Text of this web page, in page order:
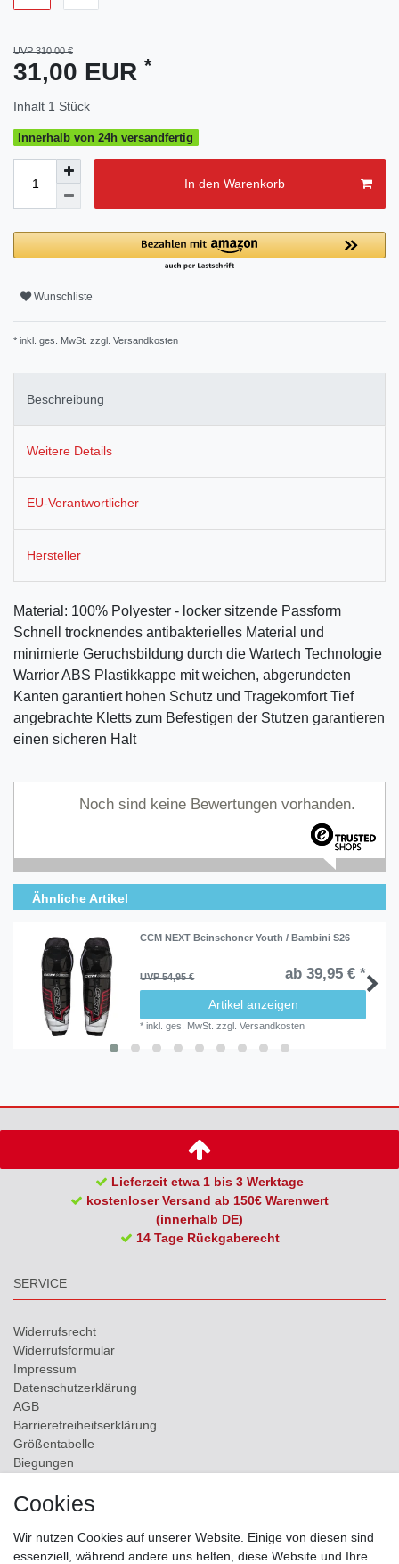
UVP 310,00 €
31,00 EUR *
Inhalt 1 Stück
Innerhalb von 24h versandfertig
In den Warenkorb
Wunschliste
* inkl. ges. MwSt. zzgl. Versandkosten
Beschreibung
Weitere Details
EU-Verantwortlicher
Hersteller
Material: 100% Polyester - locker sitzende Passform
Schnell trocknendes antibakterielles Material und
minimierte Geruchsbildung durch die Wartech Technologie
Warrior ABS Plastikkappe mit weichen, abgerundeten
Kanten garantiert hohen Schutz und Tragekomfort Tief
angebrachte Kletts zum Befestigen der Stutzen garantieren
einen sicheren Halt
Noch sind keine Bewertungen vorhanden.
Ähnliche Artikel
CCM NEXT Beinschoner Youth / Bambini S26
UVP 54,95 € ab 39,95 € *
Artikel anzeigen
*inkl. ges. MwSt. zzgl.Versandkosten
Lieferzeit etwa 1 bis 3 Werktage
kostenloser Versand ab 150€ Warenwert
(innerhalb DE)
14 Tage Rückgaberecht
SERVICE
Widerrufs­recht
Widerrufs­formular
Impressum
Daten­schutz­erklärung
AGB
Barrierefreiheitserklärung
Größentabelle
Biegungen
Kontakt
ZAHLUNGSMÖGLICHKEITEN
Cookies
Wir nutzen Cookies auf unserer Website. Einige von diesen sind
essenziell, während andere uns helfen, diese Website und Ihre